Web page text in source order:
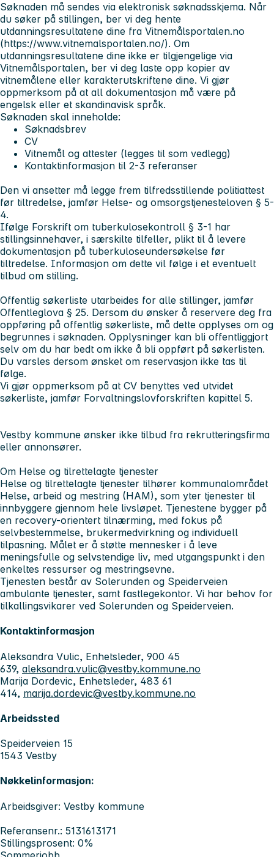
Søknaden må sendes via elektronisk søknadsskjema. Når
du søker på stillingen, ber vi deg hente
utdanningsresultatene dine fra Vitnemålsportalen.no
(https://www.vitnemalsportalen.no/). Om
utdanningsresultatene dine ikke er tilgjengelige via
Vitnemålsportalen, ber vi deg laste opp kopier av
vitnemålene eller karakterutskriftene dine. Vi gjør
oppmerksom på at all dokumentasjon må være på
engelsk eller et skandinavisk språk.
Søknaden skal inneholde:
Søknadsbrev
CV
Vitnemål og attester (legges til som vedlegg)
Kontaktinformasjon til 2-3 referanser
Den vi ansetter må legge frem tilfredsstillende politiattest
før tiltredelse, jamfør Helse- og omsorgstjenesteloven § 5-
4.
Ifølge Forskrift om tuberkulosekontroll § 3-1 har
stillingsinnehaver, i særskilte tilfeller, plikt til å levere
dokumentasjon på tuberkuloseundersøkelse før
tiltredelse. Informasjon om dette vil følge i et eventuelt
tilbud om stilling.
Offentlig søkerliste utarbeides for alle stillinger, jamfør
Offentleglova § 25. Dersom du ønsker å reservere deg fra
oppføring på offentlig søkerliste, må dette opplyses om og
begrunnes i søknaden. Opplysninger kan bli offentliggjort
selv om du har bedt om ikke å bli oppført på søkerlisten.
Du varsles dersom ønsket om reservasjon ikke tas til
følge.
Vi gjør oppmerksom på at CV benyttes ved utvidet
søkerliste, jamfør Forvaltningslovforskriften kapittel 5.
Vestby kommune ønsker ikke tilbud fra rekrutteringsfirma
eller annonsører.
Om Helse og tilrettelagte tjenester
Helse og tilrettelagte tjenester tilhører kommunalområdet
Helse, arbeid og mestring (HAM), som yter tjenester til
innbyggere gjennom hele livsløpet. Tjenestene bygger på
en recovery-orientert tilnærming, med fokus på
selvbestemmelse, brukermedvirkning og individuell
tilpasning. Målet er å støtte mennesker i å leve
meningsfulle og selvstendige liv, med utgangspunkt i den
enkeltes ressurser og mestringsevne.
Tjenesten består av Solerunden og Speiderveien
ambulante tjenester, samt fastlegekontor. Vi har behov for
tilkallingsvikarer ved Solerunden og Speiderveien.
Kontaktinformasjon
Aleksandra Vulic, Enhetsleder, 900 45
639, aleksandra.vulic@vestby.kommune.no
Marija Dordevic, Enhetsleder, 483 61
414, marija.dordevic@vestby.kommune.no
Arbeidssted
Speiderveien 15
1543 Vestby
Nøkkelinformasjon:
Arbeidsgiver: Vestby kommune
Referansenr.: 5131613171
Stillingsprosent: 0%